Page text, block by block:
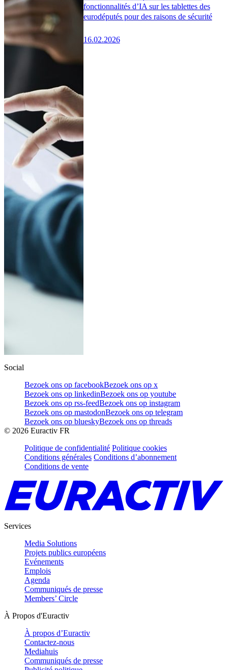
fonctionnalités d’IA sur les tablettes des
eurodéputés pour des raisons de sécurité
16.02.2026
Social
Bezoek ons op facebookBezoek ons op x
Bezoek ons op linkedinBezoek ons op youtube
Bezoek ons op rss-feedBezoek ons op instagram
Bezoek ons op mastodonBezoek ons op telegram
Bezoek ons op blueskyBezoek ons op threads
© 2026 Euractiv FR
Politique de confidentialité Politique cookies
Conditions générales Conditions d’abonnement
Conditions de vente
Services
Media Solutions
Projets publics européens
Evénements
Emplois
Agenda
Communiqués de presse
Members’ Circle
À Propos d'Euractiv
À propos d’Euractiv
Contactez-nous
Mediahuis
Communiqués de presse